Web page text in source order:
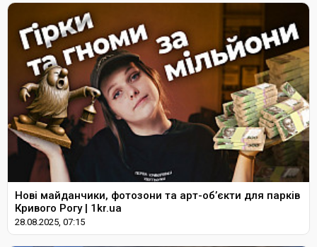
Нові майданчики, фотозони та арт-об’єкти для парків
Кривого Рогу | 1kr.ua
28.08.2025, 07:15